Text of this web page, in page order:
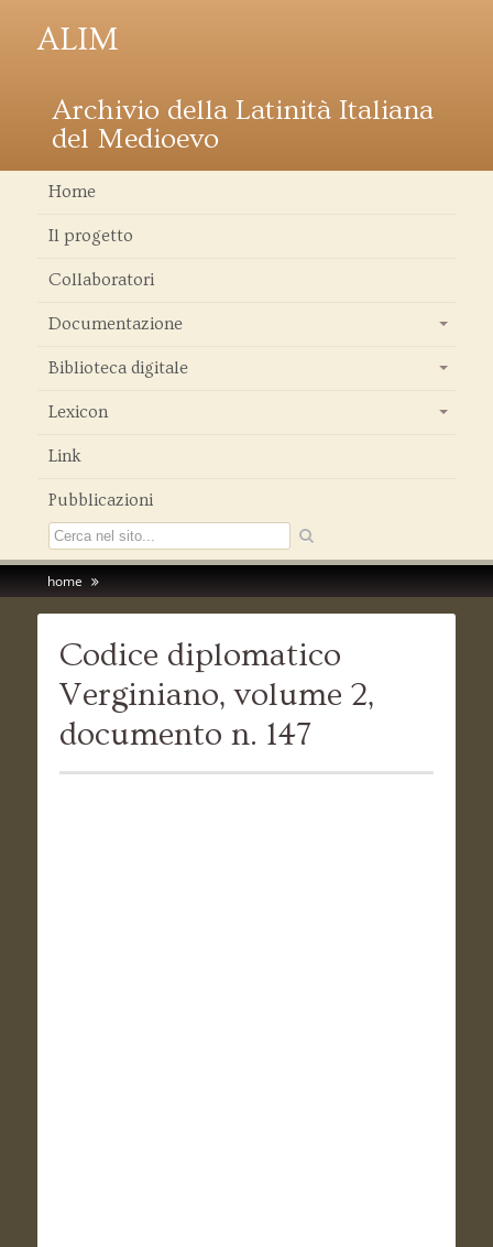
ALIM
Archivio della Latinità Italiana
del Medioevo
Home
Il progetto
Collaboratori
Documentazione
Biblioteca digitale
Lexicon
Link
Pubblicazioni
home
Codice diplomatico
Verginiano, volume 2,
documento n. 147